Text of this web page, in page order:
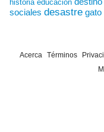
historia educación
sociales desastre gato
Acerca Términos